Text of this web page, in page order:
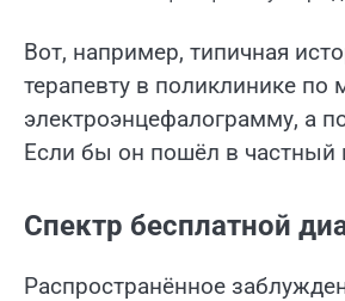
Вот, например, типичная
терапевту в поликлинике по
электроэнцефалограмму, а
Если бы он пошёл в частный
Спектр бесплатной
Распространённое